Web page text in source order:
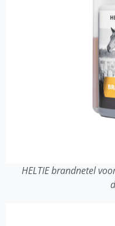
HELTIE brandnetel